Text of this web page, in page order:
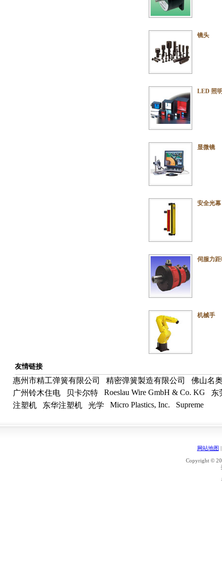
镜头
LED 照
显微镜
安全光幕
伺服力
机械手
友情链接
惠州市精工弹簧有限公司 精密弹簧製造有限公司
佛山名
广州铃木住电
贝卡尔特 Roeslau Wire GmbH & Co. KG
东
注塑机
东华注塑机 光学 Micro Plastics, Inc. Supreme
网站地图
Copyright ©